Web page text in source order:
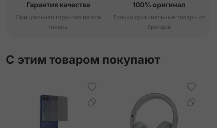
Гарантия качества
Официальная гарантия на все
товары
100% оригинал
Только оригинальные товары от
брендов
С этим товаром покупают